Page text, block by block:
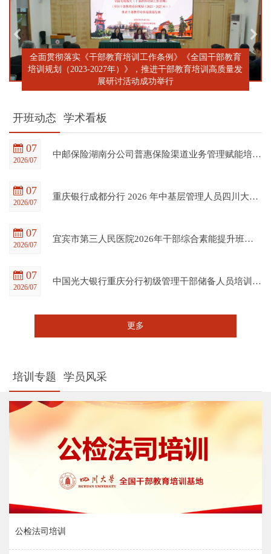
全面贯彻落实《干部教育培训工作条例》《全国干部教育
培训规划（2023-2027年）》，推进干部教育培训高质量发
展研讨活动成功举行
开班动态 学术看板
07
2026/07
中邮保险湖南分公司普惠保险渠道业务管理赋能培训班在四川大学全国干部教育培训基地顺利开班
07
2026/07
重庆银行成都分行 2026 年中基层管理人员四川大学培训项目（第一期）在四川大学全国干部教育培训基地顺利开班
07
2026/07
宜宾市第三人民医院2026年干部综合素能提升班在四川大学全国干部教育培训基地顺利开班
07
2026/07
中国光大银行重庆分行初级管理干部储备人员培训班在四川大学全国干部教育培训基地顺利开班
更多
培训专题 学员风采
公检法司培训